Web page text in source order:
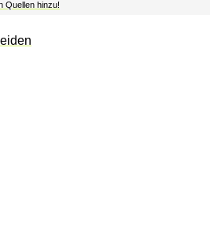
Quellen hinzu!